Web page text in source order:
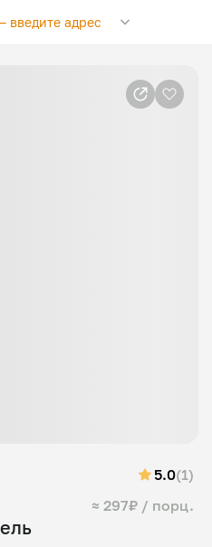
введите адрес
≈ 297₽ / порц.
5.0(1)